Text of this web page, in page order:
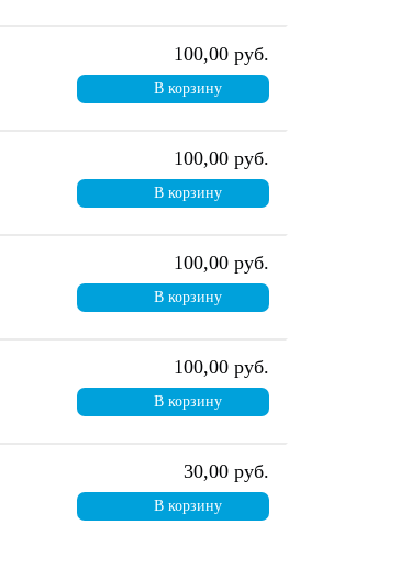
100,00 руб.
В корзину
100,00 руб.
В корзину
100,00 руб.
В корзину
100,00 руб.
В корзину
30,00 руб.
В корзину